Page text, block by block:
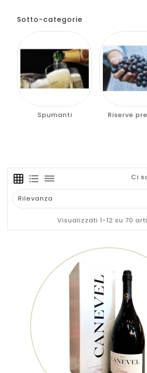
Sotto-categorie
Spumanti Riserve
grid_on format_list_bulleted dehaze Ci
Rilevanza
Visualizzati 1-12 su 70